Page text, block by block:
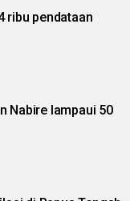
ribu pendataan
Nabire lampaui 50